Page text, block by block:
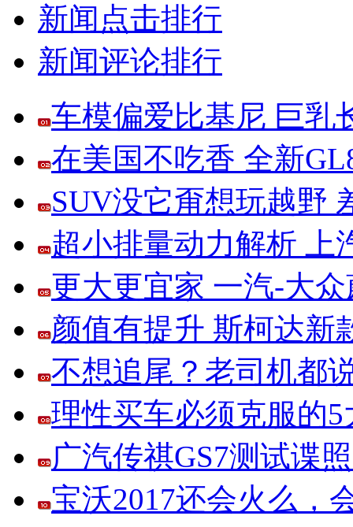
新闻点击排行
新闻评论排行
车模偏爱比基尼 巨乳
在美国不吃香 全新
SUV没它甭想玩越野
超小排量动力解析 上
更大更宜家 一汽-大
颜值有提升 斯柯达新
不想追尾？老司机都
理性买车必须克服的5
广汽传祺GS7测试谍
宝沃2017还会火么，